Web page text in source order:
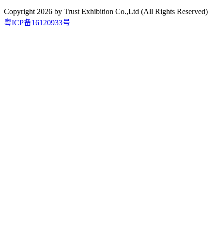
Copyright2026 by Trust Exhibition Co.,Ltd (All Rights Reserved)
粤ICP备16120933号